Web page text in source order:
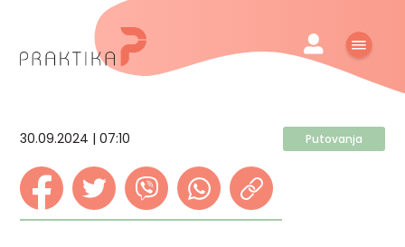
30.09.2024 | 07:10 Putovanja